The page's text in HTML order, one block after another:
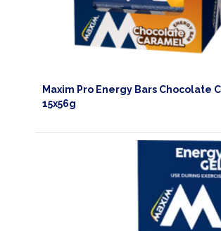
Maxim Pro Energy Bars Chocolate
15x56g